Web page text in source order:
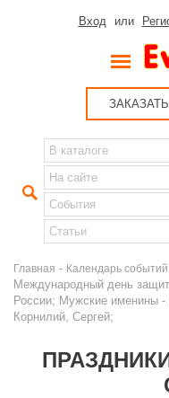
Вход или
ЗАКАЗАТЬ
Главная - Календарь событий
Международный день
России; Мужские именины -
Корнилий, Сергей;